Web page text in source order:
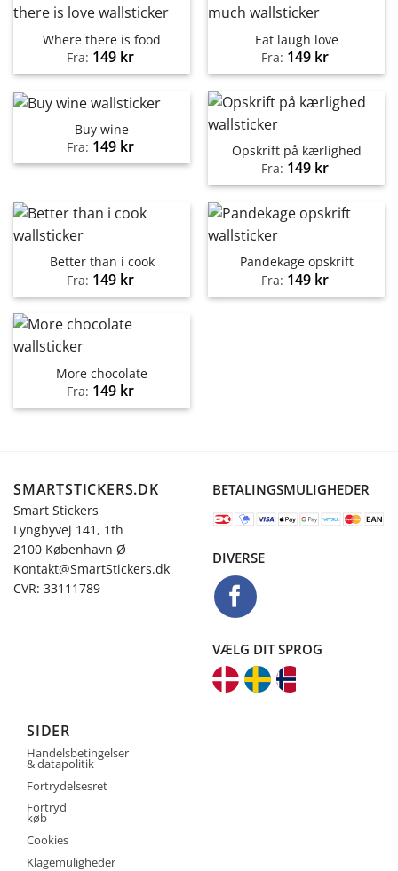
Where there is food
Fra: 149 kr
Eat laugh love
Fra: 149 kr
Buy wine
Fra: 149 kr
Opskrift på kærlighed
Fra: 149 kr
Better than i cook
Fra: 149 kr
Pandekage opskrift
Fra: 149 kr
More chocolate
Fra: 149 kr
SMARTSTICKERS.DK
Smart Stickers
Lyngbyvej 141, 1th
2100 København Ø
Kontakt@SmartStickers.dk
CVR: 33111789
BETALINGSMULIGHEDER
DIVERSE
VÆLG DIT SPROG
SIDER
Handelsbetingelser
& datapolitik
Fortrydelsesret
Fortryd
køb
Cookies
Klagemuligheder